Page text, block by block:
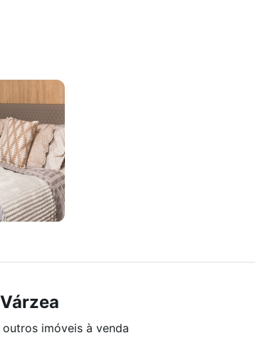
imóveis à venda